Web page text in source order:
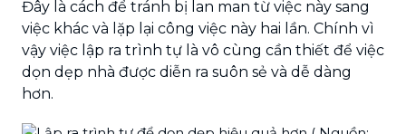
Đây là cách để tránh bị lan man từ việc này sang
việc khác và lặp lại công việc này hai lần. Chính vì
vậy việc lập ra trình tự là vô cùng cần thiết để việc
dọn dẹp nhà được diễn ra suôn sẻ và dễ dàng
hơn.